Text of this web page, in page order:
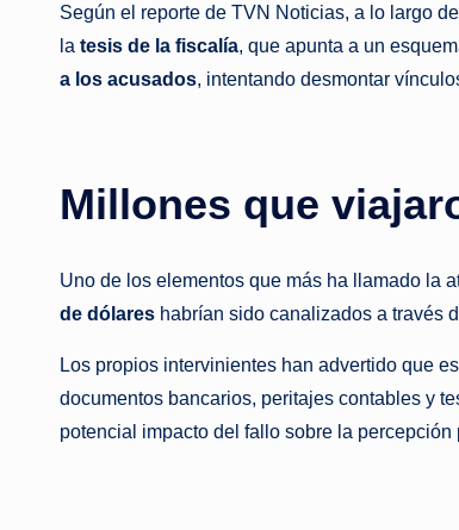
Según el reporte de TVN Noticias, a lo largo
la tesis de la fiscalía, que apunta a un
a los acusados, intentando desmontar
Millones que
Uno de los elementos que más ha llamado la
de dólares habrían sido canalizados a través
Los propios intervinientes han advertido que
documentos bancarios, peritajes contables y
potencial impacto del fallo sobre la